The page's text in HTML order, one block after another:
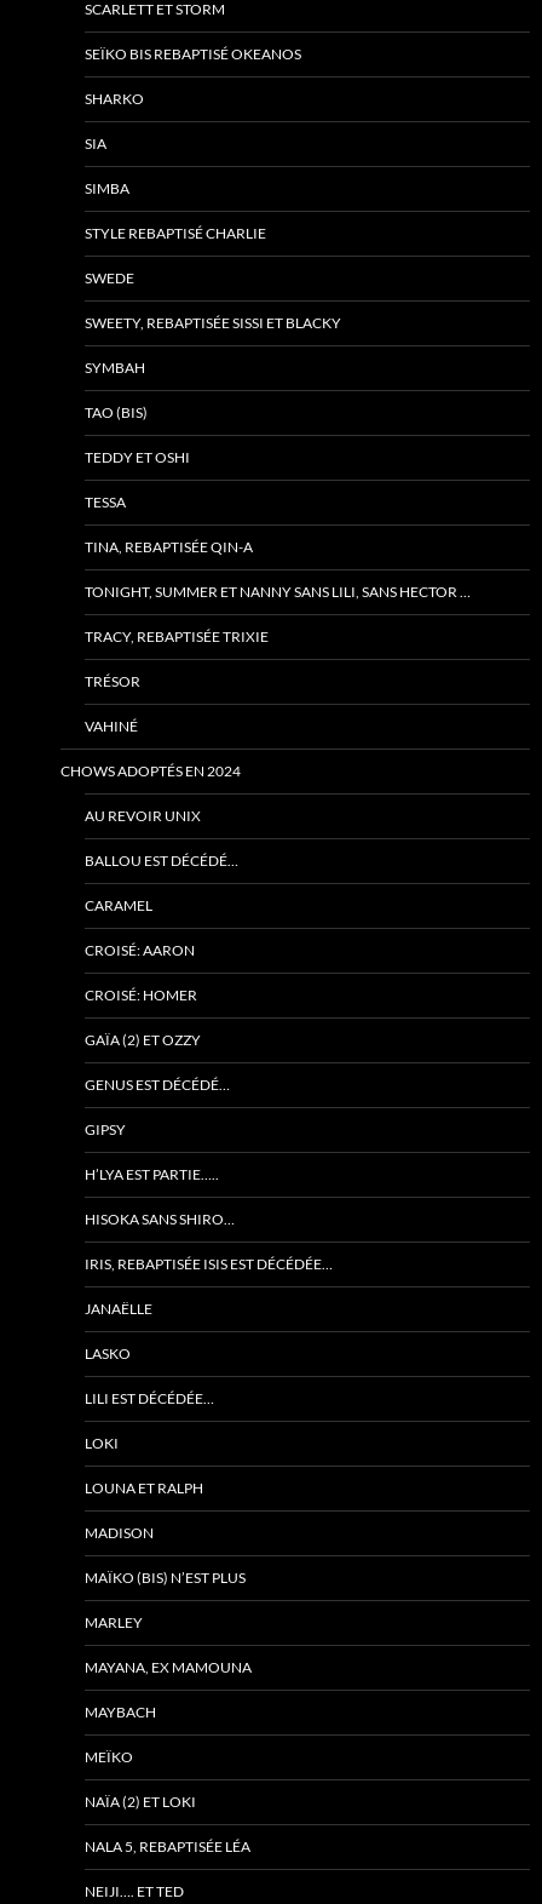
SCARLETT ET STORM
SEÏKO BIS REBAPTISÉ OKEANOS
SHARKO
SIA
SIMBA
STYLE REBAPTISÉ CHARLIE
SWEDE
SWEETY, REBAPTISÉE SISSI ET BLACKY
SYMBAH
TAO (BIS)
TEDDY ET OSHI
TESSA
TINA, REBAPTISÉE QIN-A
TONIGHT, SUMMER ET NANNY SANS LILI, SANS HECTOR …
TRACY, REBAPTISÉE TRIXIE
TRÉSOR
VAHINÉ
CHOWS ADOPTÉS EN 2024
AU REVOIR UNIX
BALLOU EST DÉCÉDÉ…
CARAMEL
CROISÉ: AARON
CROISÉ: HOMER
GAÏA (2) ET OZZY
GENUS EST DÉCÉDÉ…
GIPSY
H’LYA EST PARTIE…..
HISOKA SANS SHIRO…
IRIS, REBAPTISÉE ISIS EST DÉCÉDÉE…
JANAËLLE
LASKO
LILI EST DÉCÉDÉE…
LOKI
LOUNA ET RALPH
MADISON
MAÏKO (BIS) N’EST PLUS
MARLEY
MAYANA, EX MAMOUNA
MAYBACH
MEÏKO
NAÏA (2) ET LOKI
NALA 5, REBAPTISÉE LÉA
NEIJI…. ET TED